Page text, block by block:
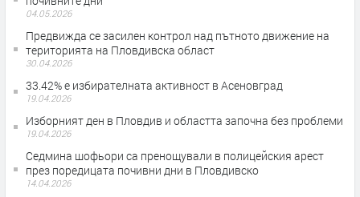
04.05.2026
Предвижда се засилен контрол над пътното движение на
територията на Пловдивска област
30.04.2026
33.42% е избирателната активност в Асеновград
19.04.2026
Изборният ден в Пловдив и областта започна без проблеми
19.04.2026
Седмина шофьори са пренощували в полицейския арест
през поредицата почивни дни в Пловдивско
14.04.2026